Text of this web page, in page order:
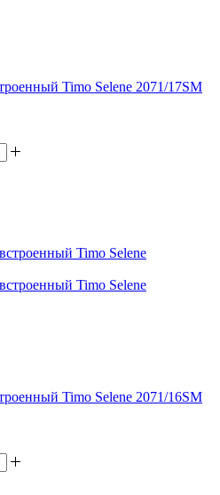
Timo Selene 2071/17SM
Timo Selene 2071/16SM